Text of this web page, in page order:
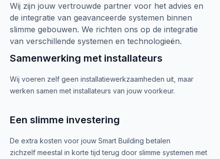
Wij zijn jouw vertrouwde partner voor het advies en
de integratie van geavanceerde systemen binnen
slimme gebouwen. We richten ons op de integratie
van verschillende systemen en technologieën.
Samenwerking met installateurs
Wij voeren zelf geen installatiewerkzaamheden uit, maar
werken samen met installateurs van jouw voorkeur.
Een slimme investering
De extra kosten voor jouw Smart Building betalen
zichzelf meestal in korte tijd terug door slimme systemen met